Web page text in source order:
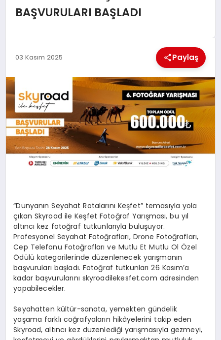
GENEL
EKONOMI
YEREL HABERLER
GÜNDEM
BAŞVURULARI BAŞLADI
03 Kasım 2025 Paylaş
“Dünyanın Seyahat Rotalarını Keşfet” temasıyla yola
çıkan Skyroad ile Keşfet Fotoğraf Yarışması, bu yıl
altıncı kez fotoğraf tutkunlarıyla buluşuyor.
Profesyonel Seyahat Fotoğrafları, Drone Fotoğrafları,
Cep Telefonu Fotoğrafları ve Mutlu Et Mutlu Ol Özel
Ödülü kategorilerinde düzenlenecek yarışmanın
başvuruları başladı. Fotoğraf tutkunları 26 Kasım’a
kadar başvurularını skyroadilekesfet.com adresinden
yapabilecekler.
Seyahatten kültür-sanata, yemekten gündelik
yaşama farklı coğrafyaların hikâyelerini takip eden
Skyroad, altıncı kez düzenlediği yarışmasıyla gezmeyi,